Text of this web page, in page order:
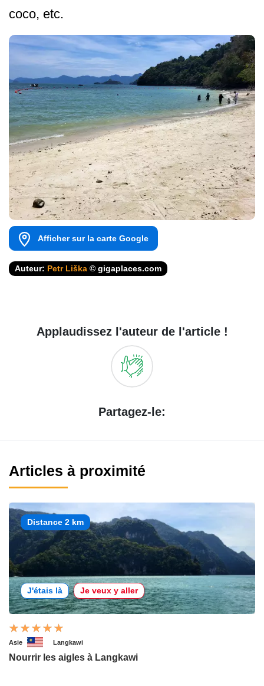
coco, etc.
Afficher sur la carte Google
Auteur: Petr Liška © gigaplaces.com
Applaudissez l'auteur de l'article !
Partagez-le:
Articles à proximité
Distance 2 km
J'étais là Je veux y aller
Asie Langkawi
Nourrir les aigles à Langkawi